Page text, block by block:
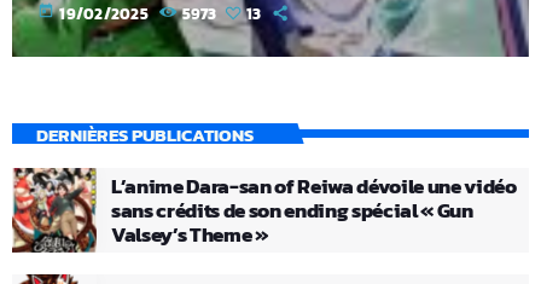
today 19/02/2025 5973 13
DERNIÈRES PUBLICATIONS
L’anime Dara-san of Reiwa dévoile une vidéo
sans crédits de son ending spécial « Gun
Valsey’s Theme »